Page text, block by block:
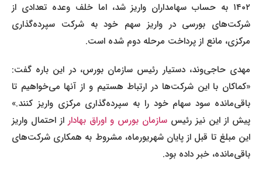
۱۴۰۲ به حساب سهامداران واریز شد، اما خلف وعده تعدادی از
شرکت‌های بورسی در واریز سهم خود به شرکت سپرده‌گذاری
مرکزی، مانع از پرداخت مرحله دوم شده است.
مهدی حاجی‌وند، دستیار رئیس سازمان بورس، در این باره گفت:
«کماکان با این شرکت‌ها در ارتباط هستیم و از آنها می‌خواهیم تا
باقی‌مانده سود سهام خود را به سپرده‌گذاری مرکزی واریز کنند.»
پیش از این نیز رئیسسازمان بورس و اوراق بهاداراز احتمال واریز
این مبلغ تا قبل از پایان شهریورماه، مشروط به همکاری شرکت‌های
باقی‌مانده، خبر داده بود.